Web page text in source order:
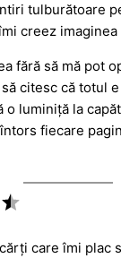
tulburătoare
creez imaginea
fără să mă pot
citesc că totul
o luminiță la
fiecare
care îmi plac